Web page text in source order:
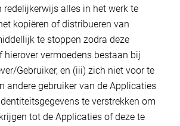
redelijkerwijs alles in het werk te
kopiëren of distribueren van
te stoppen zodra deze
hierover vermoedens bestaan bij
Gebruiker, en (iii) zich niet voor te
andere gebruiker van de Applicaties
te verstrekken om
tot de Applicaties of deze te